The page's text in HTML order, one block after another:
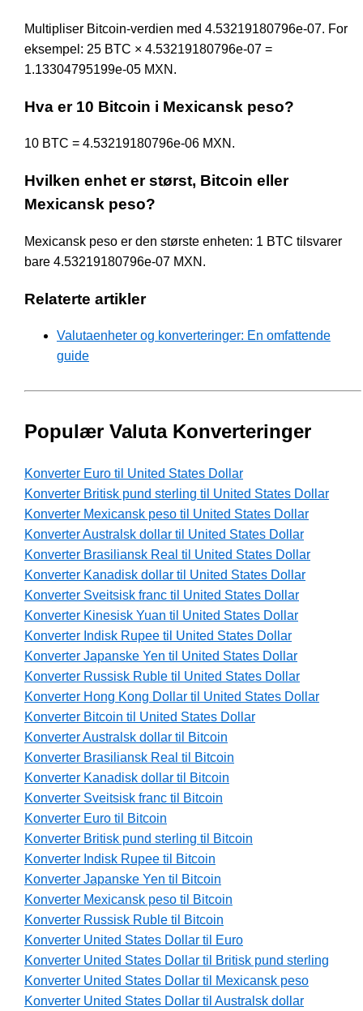
Multipliser Bitcoin-verdien med 4.53219180796e-07. For
eksempel: 25 BTC × 4.53219180796e-07 =
1.13304795199e-05 MXN.
Hva er 10 Bitcoin i Mexicansk peso?
10 BTC = 4.53219180796e-06 MXN.
Hvilken enhet er størst, Bitcoin eller
Mexicansk peso?
Mexicansk peso er den største enheten: 1 BTC tilsvarer
bare 4.53219180796e-07 MXN.
Relaterte artikler
Valutaenheter og konverteringer: En omfattende
guide
Populær Valuta Konverteringer
Konverter Euro til United States Dollar
Konverter Britisk pund sterling til United States Dollar
Konverter Mexicansk peso til United States Dollar
Konverter Australsk dollar til United States Dollar
Konverter Brasiliansk Real til United States Dollar
Konverter Kanadisk dollar til United States Dollar
Konverter Sveitsisk franc til United States Dollar
Konverter Kinesisk Yuan til United States Dollar
Konverter Indisk Rupee til United States Dollar
Konverter Japanske Yen til United States Dollar
Konverter Russisk Ruble til United States Dollar
Konverter Hong Kong Dollar til United States Dollar
Konverter Bitcoin til United States Dollar
Konverter Australsk dollar til Bitcoin
Konverter Brasiliansk Real til Bitcoin
Konverter Kanadisk dollar til Bitcoin
Konverter Sveitsisk franc til Bitcoin
Konverter Euro til Bitcoin
Konverter Britisk pund sterling til Bitcoin
Konverter Indisk Rupee til Bitcoin
Konverter Japanske Yen til Bitcoin
Konverter Mexicansk peso til Bitcoin
Konverter Russisk Ruble til Bitcoin
Konverter United States Dollar til Euro
Konverter United States Dollar til Britisk pund sterling
Konverter United States Dollar til Mexicansk peso
Konverter United States Dollar til Australsk dollar